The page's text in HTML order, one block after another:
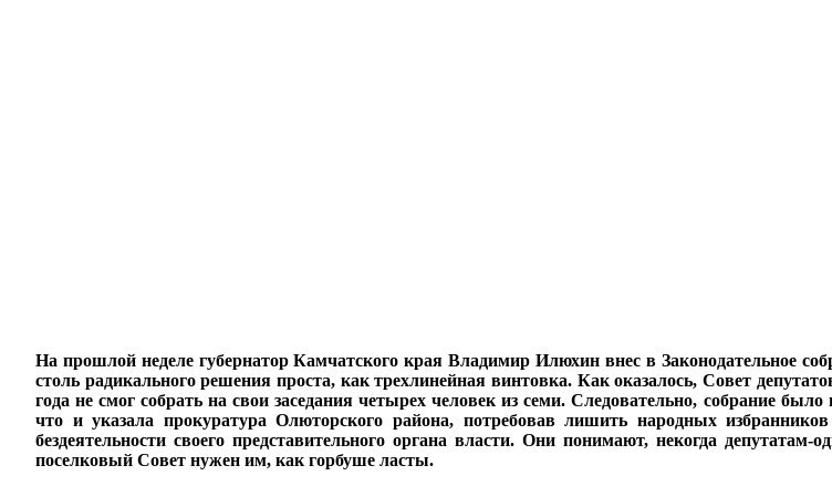
На прошлой неделе губернатор Камчатского края Владимир Илюхин внес в Законодательное
столь радикального решения проста, как трехлинейная винтовка. Как оказалось, Совет
года не смог собрать на свои заседания четырех человек из семи. Следовательно, собрание
что и указала прокуратура Олюторского района, потребовав лишить народных
бездеятельности своего представительного органа власти. Они понимают, некогда
поселковый Совет нужен им, как горбуше ласты.